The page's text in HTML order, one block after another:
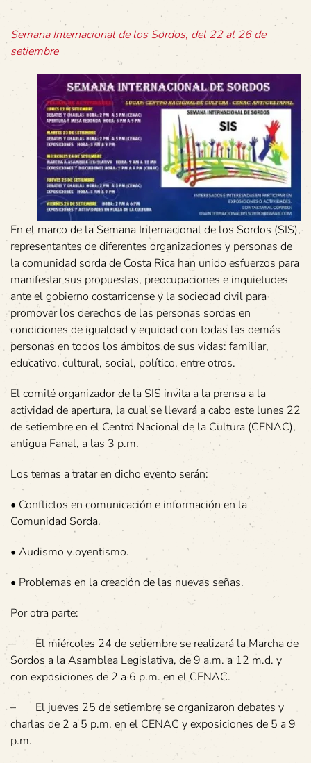
Semana Internacional de los Sordos, del 22 al 26 de
setiembre
En el marco de la Semana Internacional de los Sordos (SIS),
representantes de diferentes organizaciones y personas de
la comunidad sorda de Costa Rica han unido esfuerzos para
manifestar sus propuestas, preocupaciones e inquietudes
ante el gobierno costarricense y la sociedad civil para
promover los derechos de las personas sordas en
condiciones de igualdad y equidad con todas las demás
personas en todos los ámbitos de sus vidas: familiar,
educativo, cultural, social, político, entre otros.
El comité organizador de la SIS invita a la prensa a la
actividad de apertura, la cual se llevará a cabo este lunes 22
de setiembre en el Centro Nacional de la Cultura (CENAC),
antigua Fanal, a las 3 p.m.
Los temas a tratar en dicho evento serán:
• Conflictos en comunicación e información en la
Comunidad Sorda.
• Audismo y oyentismo.
• Problemas en la creación de las nuevas señas.
Por otra parte:
– El miércoles 24 de setiembre se realizará la Marcha de
Sordos a la Asamblea Legislativa, de 9 a.m. a 12 m.d. y
con exposiciones de 2 a 6 p.m. en el CENAC.
– El jueves 25 de setiembre se organizaron debates y
charlas de 2 a 5 p.m. en el CENAC y exposiciones de 5 a 9
p.m.